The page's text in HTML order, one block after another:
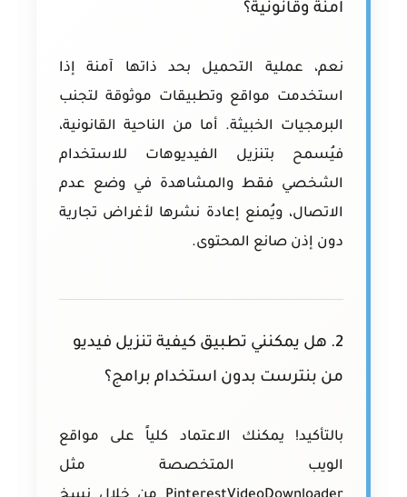
آمنة وقانونية؟
نعم، عملية التحميل بحد ذاتها آمنة إذا
استخدمت مواقع وتطبيقات موثوقة لتجنب
البرمجيات الخبيثة. أما من الناحية القانونية،
فيُسمح بتنزيل الفيديوهات للاستخدام
الشخصي فقط والمشاهدة في وضع عدم
الاتصال، ويُمنع إعادة نشرها لأغراض تجارية
دون إذن صانع المحتوى.
2. هل يمكنني تطبيق كيفية تنزيل فيديو
من بنترست بدون استخدام برامج؟
بالتأكيد! يمكنك الاعتماد كلياً على مواقع
الويب المتخصصة مثل